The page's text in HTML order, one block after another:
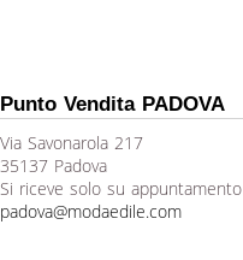
Punto Vendita PADOVA
Via Savonarola 217
35137 Padova
Si riceve solo su appuntamento
padova@modaedile.com